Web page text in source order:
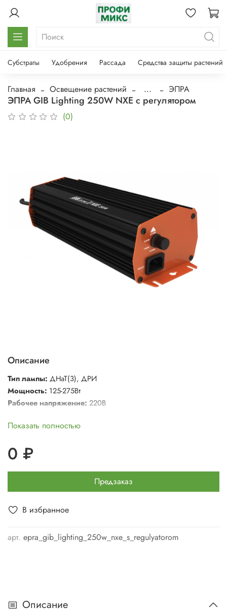
Субстраты Удобрения Рассада Средства защиты растений
Главная Освещение растений ... ЭПРА
ЭПРА GIB Lighting 250W NXE с регулятором
(0)
В избранное
арт. epra_gib_lighting_250w_nxe_s_regulyatorom
Описание
Тип лампы: ДНаТ(3), ДРИ
Мощность: 125-275Вт
Рабочее напряжение: 220В
Показать полностью
0 ₽
Предзаказ
Описание